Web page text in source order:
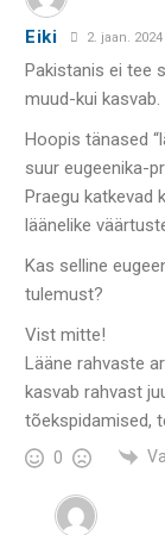
Eiki 2. jaan.
Pakistanis ei tee
muud-kui kasvab.
Hoopis tänased
suur eugeenika-
Praegu katkevad
läänelike
Kas selline
tulemust?
Vist mitte!
Lääne rahvaste
kasvab rahvast
tõekspidamised,
0